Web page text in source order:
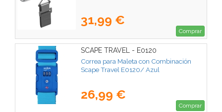
31,99 €
Comprar
SCAPE TRAVEL - E0120
Correa para Maleta con Combinación
Scape Travel E0120/ Azul
26,99 €
Comprar